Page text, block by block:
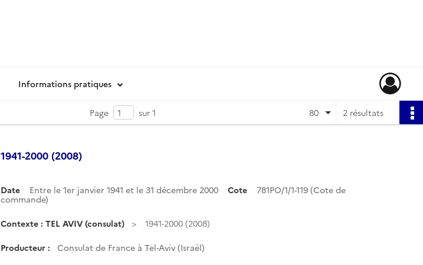
Informations pratiques
Page sur 1 2 résultats
80
1941-2000 (2008)
Date Entre le 1er janvier 1941 et le 31 décembre 2000 Cote
781PO/1/1-119 (Cote de
commande)
Contexte : TEL AVIV (consulat) 1941-2000 (2008)
Producteur : Consulat de France à Tel-Aviv (Israël)